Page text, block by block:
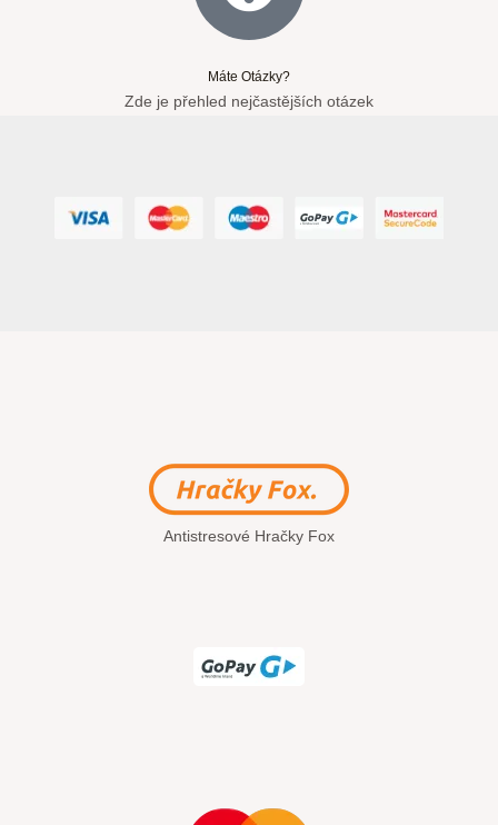
Máte Otázky?
Zde je přehled nejčastějších otázek
Antistresové Hračky Fox